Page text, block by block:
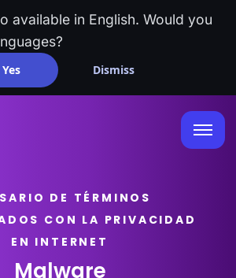
available in English. Would you
Yes Dismiss
DE TÉRMINOS
CON LA PRIVACIDAD
EN INTERNET
Malware